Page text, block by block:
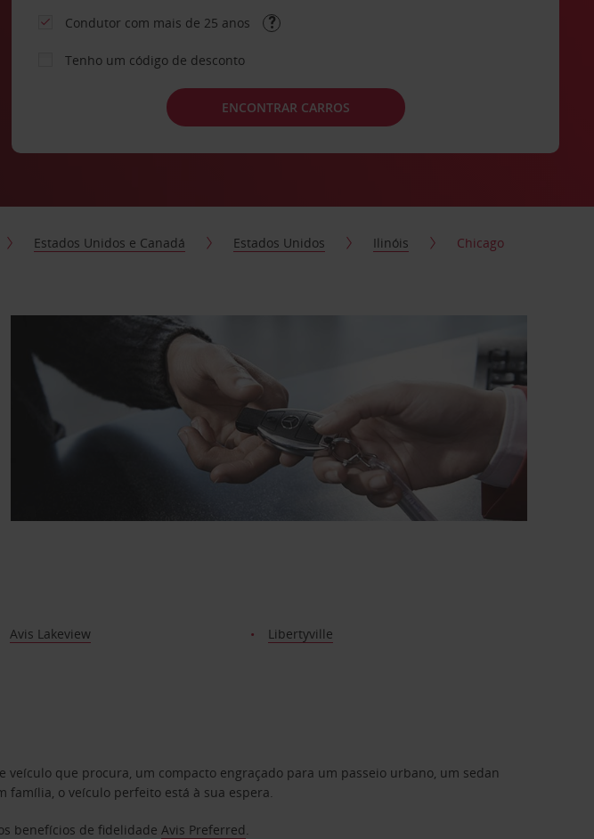
Condutor com mais de 25 anos
Tenho um código de desconto
ENCONTRAR CARROS
Estados Unidos e Canadá Estados Unidos Ilinóis Chicago
Avis Lakeview Libertyville
que procura, um compacto engraçado para um passeio urbano, um sedan
família, o veículo perfeito está à sua espera.
benefícios de fidelidadeAvis Preferred.